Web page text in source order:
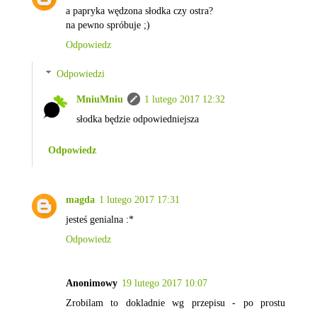
a papryka wędzona słodka czy ostra?
na pewno spróbuje ;)
Odpowiedz
Odpowiedzi
MniuMniu
1 lutego 2017 12:32
słodka będzie odpowiedniejsza
Odpowiedz
magda 1 lutego 2017 17:31
jesteś genialna :*
Odpowiedz
Anonimowy 19 lutego 2017 10:07
Zrobilam to dokladnie wg przepisu - po prostu